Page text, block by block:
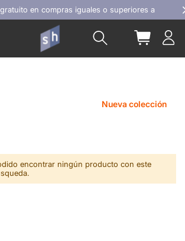
Ir
al
contenido
en compras iguales o superiores a 100€
Buscar Mi
Nueva colección
encontrar ningún producto con este